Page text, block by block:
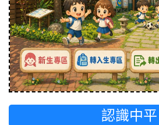
認識中平